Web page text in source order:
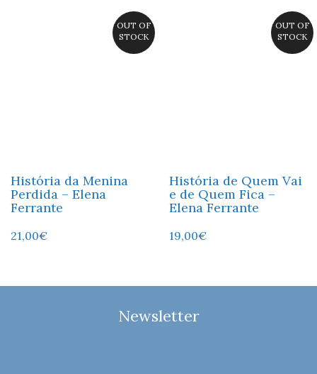
OUT OF
STOCK
História da Menina
Perdida – Elena
Ferrante
21,00€
OUT OF
STOCK
História de Quem Vai
e de Quem Fica –
Elena Ferrante
19,00€
Newsletter